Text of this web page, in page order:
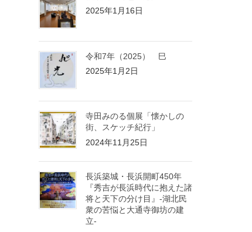
2025年1月16日
令和7年（2025） 巳
2025年1月2日
寺田みのる個展「懐かしの
街、スケッチ紀行」
2024年11月25日
長浜築城・長浜開町450年
『秀吉が長浜時代に抱えた諸
将と天下の分け目』-湖北民
衆の苦悩と大通寺御坊の建
立-